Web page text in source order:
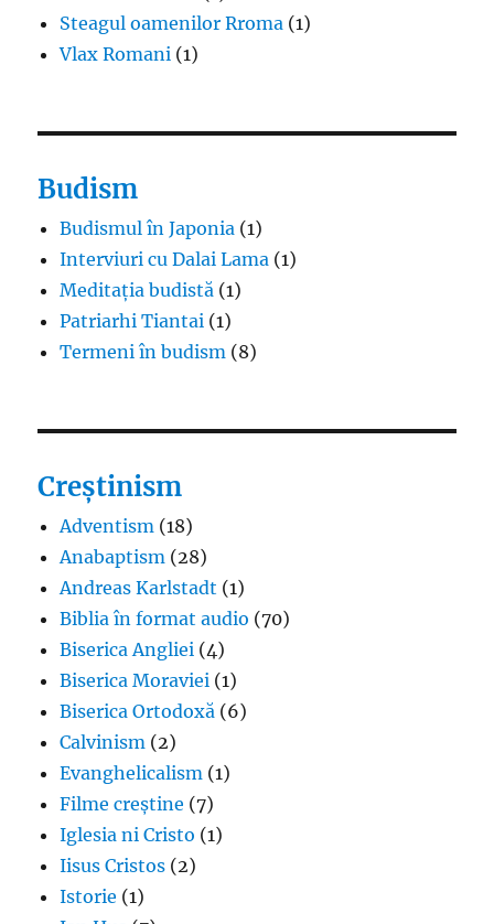
Steagul oamenilor Rroma (1)
Vlax Romani (1)
Budism
Budismul în Japonia (1)
Interviuri cu Dalai Lama (1)
Meditația budistă (1)
Patriarhi Tiantai (1)
Termeni în budism (8)
Creștinism
Adventism (18)
Anabaptism (28)
Andreas Karlstadt (1)
Biblia în format audio (70)
Biserica Angliei (4)
Biserica Moraviei (1)
Biserica Ortodoxă (6)
Calvinism (2)
Evanghelicalism (1)
Filme creștine (7)
Iglesia ni Cristo (1)
Iisus Cristos (2)
Istorie (1)